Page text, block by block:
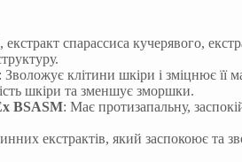
спарассиса кучерявого,
: Зволожує клітини шкіри і зміцнює її
шкіри та зменшує зморшки.
BSASM: Має протизапальну,
екстрактів, який заспокоює та